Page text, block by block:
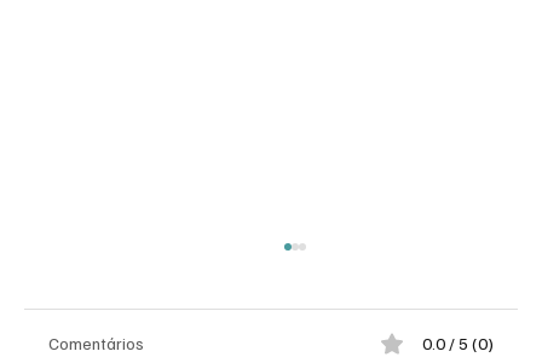
Comentários 0.0 / 5 (0)